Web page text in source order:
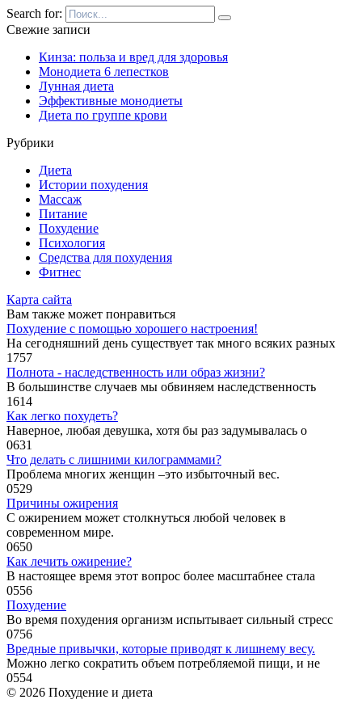
Search for:
Свежие записи
Кинза: польза и вред для здоровья
Монодиета 6 лепестков
Лунная диета
Эффективные монодиеты
Диета по группе крови
Рубрики
Диета
Истории похудения
Массаж
Питание
Похудение
Психология
Средства для похудения
Фитнес
Карта сайта
Вам также может понравиться
Похудение с помощью хорошего настроения!
На сегодняшний день существует так много всяких разных
1 757
Полнота - наследственность или образ жизни?
В большинстве случаев мы обвиняем наследственность
1614
Как легко похудеть?
Наверное, любая девушка, хотя бы раз задумывалась о
0631
Что делать с лишними килограммами?
Проблема многих женщин –это избыточный вес.
0529
Причины ожирения
С ожирением может столкнуться любой человек в
современном мире.
0650
Как лечить ожирение?
В настоящее время этот вопрос более масштабнее стала
0556
Похудение
Во время похудения организм испытывает сильный стресс
0756
Вредные привычки, которые приводят к лишнему весу.
Можно легко сократить объем потребляемой пищи, и не
0554
© 2026 Похудение и диета